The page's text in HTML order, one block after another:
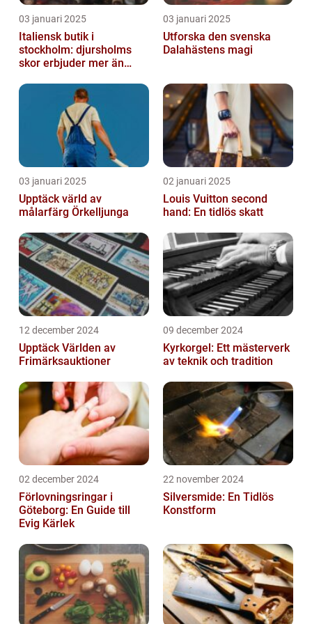
03 januari 2025
Italiensk butik i
stockholm: djursholms
skor erbjuder mer än
03 januari 2025
Utforska den svenska
Dalahästens magi
03 januari 2025
Upptäck värld av
målarfärg Örkelljunga
02 januari 2025
Louis Vuitton second
hand: En tidlös skatt
12 december 2024
Upptäck Världen av
Frimärksauktioner
09 december 2024
Kyrkorgel: Ett mästerverk
av teknik och tradition
02 december 2024
Förlovningsringar i
Göteborg: En Guide till
Evig Kärlek
22 november 2024
Silversmide: En Tidlös
Konstform